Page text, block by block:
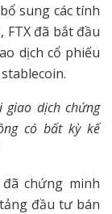
sung các tính
FTX đã bắt đầu
dịch cổ phiếu
giao dịch chứng
có bất kỳ kế
chứng minh
đầu tư bán